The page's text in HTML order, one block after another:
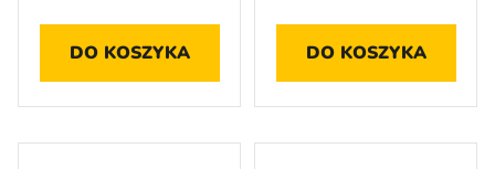
DO KOSZYKA DO KOSZYKA